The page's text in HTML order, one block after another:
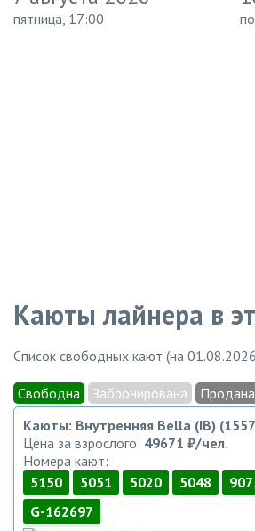
пятница, 17:00
Каюты лайнера в
Список свободных кают (на
Свободна Забронирована Продана
Каюты: Внутренняя Bella (IB)
Цена за взрослого: 49671 ₽/чел.
Номера кают:
5150
5051 5020 5048
G-162697